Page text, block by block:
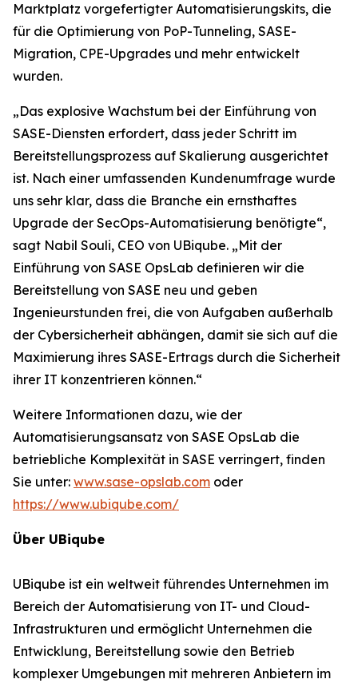
Marktplatz vorgefertigter Automatisierungskits, die
für die Optimierung von PoP-Tunneling, SASE-
Migration, CPE-Upgrades und mehr entwickelt
wurden.
„Das explosive Wachstum bei der Einführung von
SASE-Diensten erfordert, dass jeder Schritt im
Bereitstellungsprozess auf Skalierung ausgerichtet
ist. Nach einer umfassenden Kundenumfrage wurde
uns sehr klar, dass die Branche ein ernsthaftes
Upgrade der SecOps-Automatisierung benötigte“,
sagt Nabil Souli, CEO von UBiqube. „Mit der
Einführung von SASE OpsLab definieren wir die
Bereitstellung von SASE neu und geben
Ingenieurstunden frei, die von Aufgaben außerhalb
der Cybersicherheit abhängen, damit sie sich auf die
Maximierung ihres SASE-Ertrags durch die Sicherheit
ihrer IT konzentrieren können.“
Weitere Informationen dazu, wie der
Automatisierungsansatz von SASE OpsLab die
betriebliche Komplexität in SASE verringert, finden
Sie unter: www.sase-opslab.com oder
https://www.ubiqube.com/
Über UBiqube
UBiqube ist ein weltweit führendes Unternehmen im
Bereich der Automatisierung von IT- und Cloud-
Infrastrukturen und ermöglicht Unternehmen die
Entwicklung, Bereitstellung sowie den Betrieb
komplexer Umgebungen mit mehreren Anbietern im